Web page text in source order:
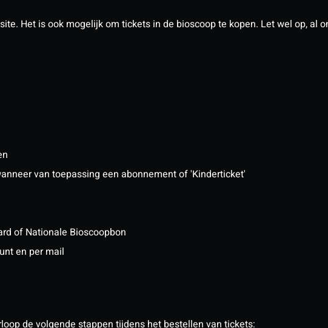
Het is ook mogelijk om tickets in de bioscoop te kopen. Let wel op, al
van toepassing een abonnement of 'Kinderticket'
of Nationale Bioscoopbon
en per mail
de volgende stappen tijdens het bestellen van tickets: